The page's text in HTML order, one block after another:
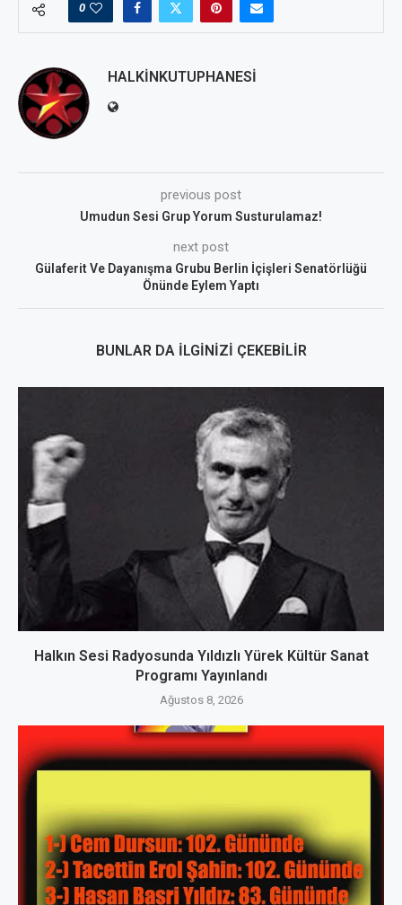
0
HALKINKUTUPHANESI
previous post
Umudun Sesi Grup Yorum Susturulamaz!
next post
Gülaferit Ve Dayanışma Grubu Berlin İçişleri Senatörlüğü
Önünde Eylem Yaptı
BUNLAR DA İLGINIZI ÇEKEBILIR
Halkın Sesi Radyosunda Yıldızlı Yürek Kültür Sanat
Programı Yayınlandı
Ağustos 8, 2026